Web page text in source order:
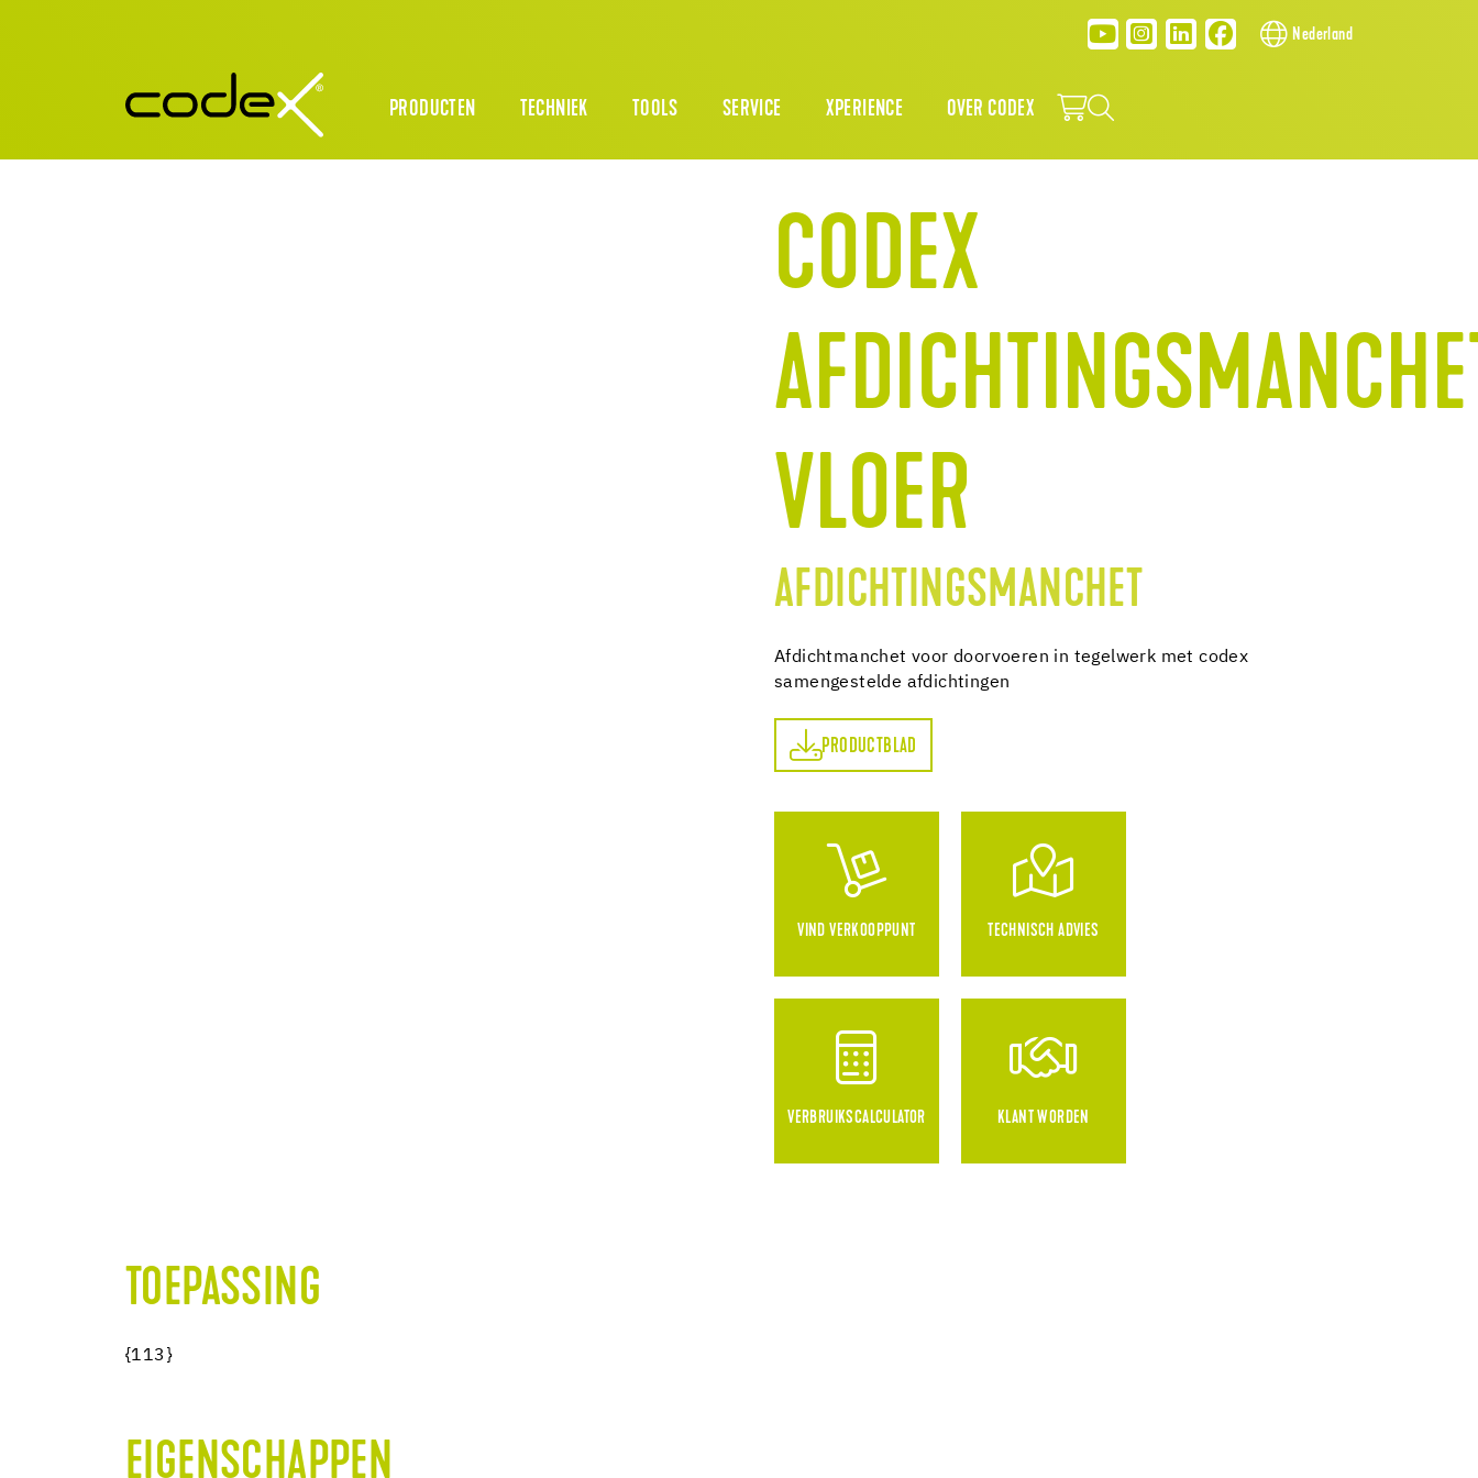
Nederland
PRODUCTEN TECHNIEK TOOLS SERVICE XPERIENCE OVER CODEX
CODEX
VLOER
AFDICHTINGSMANCHET
Afdichtmanchet voor doorvoeren in tegelwerk met codex
samengestelde afdichtingen
PRODUCTBLAD
VIND VERKOOPPUNT TECHNISCH ADVIES
VERBRUIKSCALCULATOR KLANT WORDEN
TOEPASSING
{113}
EIGENSCHAPPEN